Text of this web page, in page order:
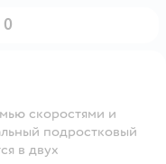
0
скоростями и
подростковый
в двух